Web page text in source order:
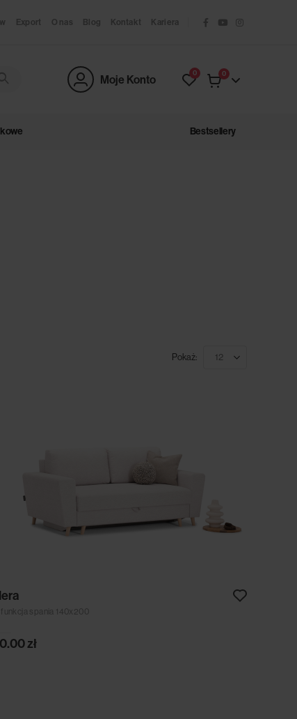
Export O nas Blog Kontakt Kariera
Moje Konto 0 0
Bestsellery
Pokaż:
spania 140x200
zł